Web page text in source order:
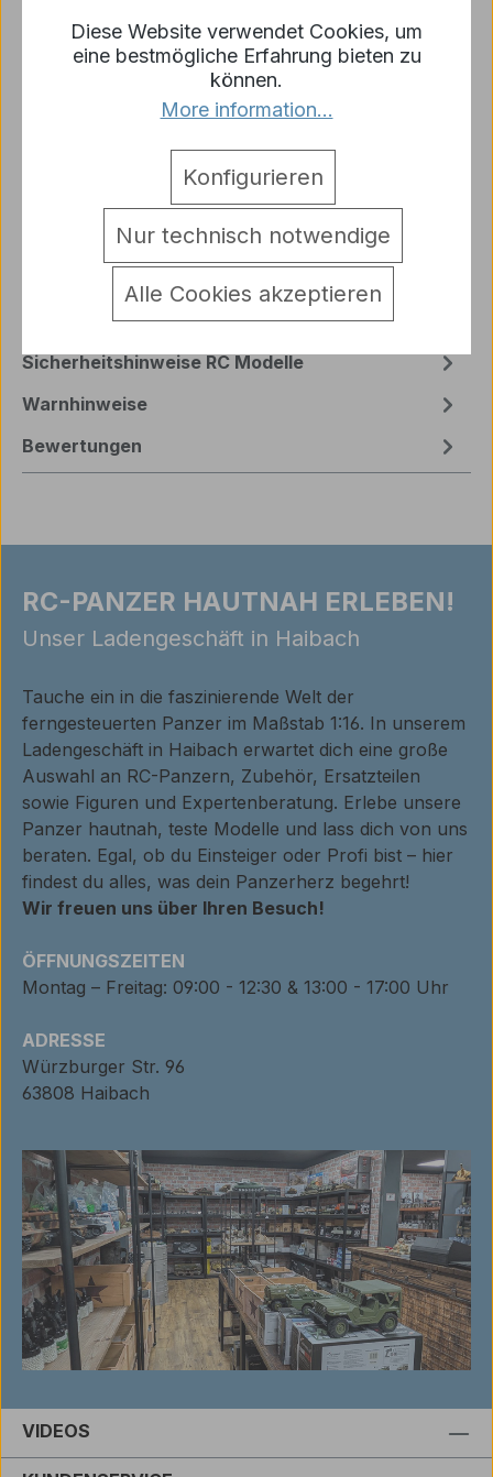
Zum Merkzettel hinzufügen
Produktnummer: AS3909-B
Russischer RC Panzer T-34/85 1:16 Profi-Edition –
Kanonenrauch Ein Meisterwerk…
Mehr
Sicherheitshinweise RC Modelle
Warnhinweise
Bewertungen
RC-PANZER HAUTNAH ERLEBEN!
Unser Ladengeschäft in Haibach
Tauche ein in die faszinierende Welt der
ferngesteuerten Panzer im Maßstab 1:16. In unserem
Ladengeschäft in Haibach erwartet dich eine große
Auswahl an RC-Panzern, Zubehör, Ersatzteilen
sowie Figuren und Expertenberatung. Erlebe unsere
Panzer hautnah, teste Modelle und lass dich von uns
beraten. Egal, ob du Einsteiger oder Profi bist – hier
findest du alles, was dein Panzerherz begehrt!
Wir freuen uns über Ihren Besuch!
ÖFFNUNGSZEITEN
Montag – Freitag: 09:00 - 12:30 & 13:00 - 17:00 Uhr
ADRESSE
Würzburger Str. 96
63808 Haibach
VIDEOS
Diese Website verwendet Cookies, um
eine bestmögliche Erfahrung bieten zu
können.
More information...
Nur technisch notwendige
Konfigurieren
Alle Cookies akzeptieren